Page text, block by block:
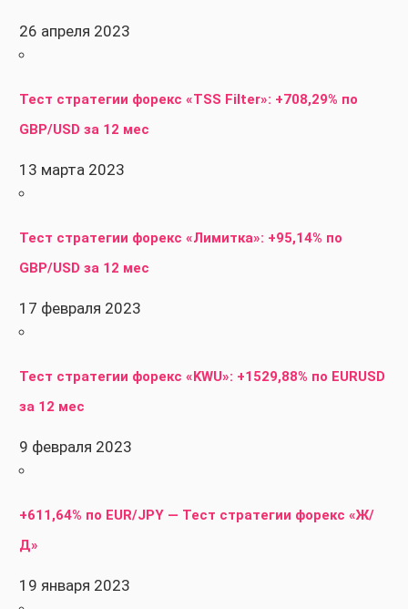
26 апреля 2023
Тест стратегии форекс «TSS Filter»: +708,29% по
GBP/USD за 12 мес
13 марта 2023
Тест стратегии форекс «Лимитка»: +95,14% по
GBP/USD за 12 мес
17 февраля 2023
Тест стратегии форекс «KWU»: +1529,88% по EURUSD
за 12 мес
9 февраля 2023
+611,64% по EUR/JPY — Тест стратегии форекс «Ж/
Д»
19 января 2023